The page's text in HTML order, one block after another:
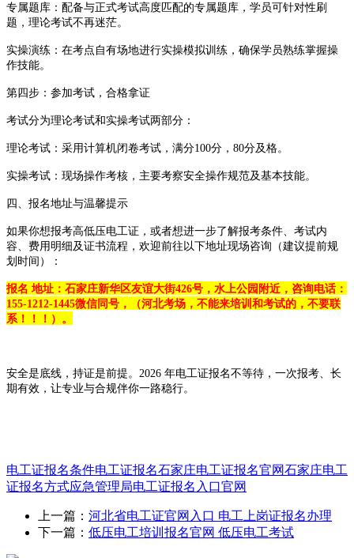
专属题库：配备与正式考试高度匹配的专属题库，学员可针对性刷
题，理论考试不再迷茫。
实操演练：在考点自有场地进行实操模拟训练，确保学员熟练掌握操
作技能。
第四步：参加考试，合格拿证
考试分为理论考试和实操考试两部分：
理论考试：采用计算机闭卷考试，满分100分，80分及格。
实操考试：现场操作考核，主要考察安全操作规范及基本技能。
四、报名地址与温馨提示
如果你想报考高低压电工证，或者想进一步了解报考条件、考试内
容、费用明细及证书流程，欢迎前往以下地址现场咨询（建议提前规
划时间）：
报名 地址：石家庄新华区友谊大街426号，水上公园附近，咨询电话：
155-1212-1445微信同号，（河北考场，不能来培训和考试的，不要联
系！！！）。
安全是底线，持证是前提。2026 年电工证报名不等待，一次报考、长
期有效，让专业与合规伴你一路稳行。
电工证报名条件电工证报名石家庄电工证报名官网石家庄电工
证报名方式应急管理局电工证报名入口官网
上一篇： 河北省电工证官网入口 电工上岗证报名办理
下一篇： 低压电工培训报名官网 低压电工考试